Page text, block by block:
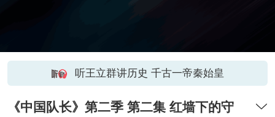
听王立群讲历史 千古一帝秦始皇
《中国队长》第二季 第二集 红墙下的守